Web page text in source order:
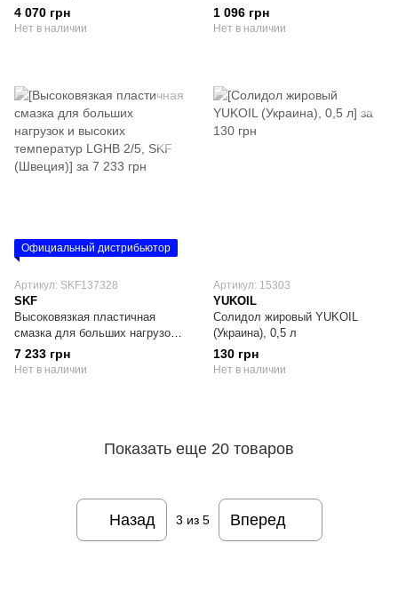
смазка LGLT 2/1, SKF (Швеция)
4 070 грн
Нет в наличии
пищевыми продуктами LGFP
2/0.4, SKF (Швеция)
1 096 грн
Нет в наличии
Официальный дистрибьютор
Артикул: SKF137328
SKF
Высоковязкая пластичная
смазка для больших нагрузок
и высоких температур LGHB
2/5, SKF (Швеция)
7 233 грн
Нет в наличии
Артикул: 15303
YUKOIL
Солидол жировый YUKOIL
(Украина), 0,5 л
130 грн
Нет в наличии
Показать еще 20 товаров
Назад 3 из 5 Вперед